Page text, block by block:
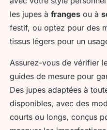
les jupes à franges ou à
festif, ou optez pour des
tissus légers pour un
Assurez-vous de vérifier
guides de mesure pour
Des jupes adaptées à
disponibles, avec des
courts ou longs, conçus